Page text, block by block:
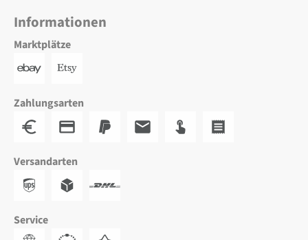
Informationen
Marktplätze
Zahlungsarten
Versandarten
Service